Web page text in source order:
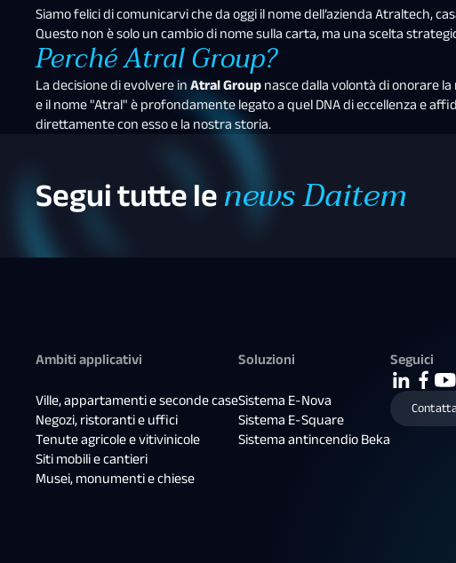
Siamo felici di comunicarvi che da oggi il nome dell’azienda Atraltech,
Questo non è solo un cambio di nome sulla carta, ma una scelta
Perché Atral Group?
La decisione di evolvere inAtral Groupnasce dalla volontà di onorare
e il nome "Atral" è profondamente legato a quel DNA di eccellenza e
direttamente con esso e la nostra storia.
Segui tutte lenews Daitem
Ambiti applicativi
Ville, appartamenti e seconde case
Negozi, ristoranti e uffici
Tenute agricole e vitivinicole
Siti mobili e cantieri
Musei, monumenti e chiese
Soluzioni
Sistema E-Nova
Sistema E-Square
Sistema antincendio Beka
Seguici